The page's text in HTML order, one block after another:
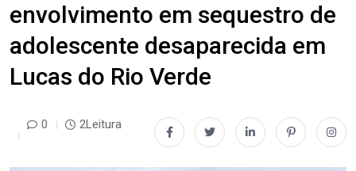
envolvimento em sequestro de
adolescente desaparecida em
Lucas do Rio Verde
0 2Leitura